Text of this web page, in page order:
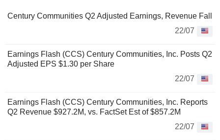
Century Communities Q2 Adjusted Earnings, Revenue Fall
22/07
Earnings Flash (CCS) Century Communities, Inc. Posts Q2
Adjusted EPS $1.30 per Share
22/07
Earnings Flash (CCS) Century Communities, Inc. Reports
Q2 Revenue $927.2M, vs. FactSet Est of $857.2M
22/07